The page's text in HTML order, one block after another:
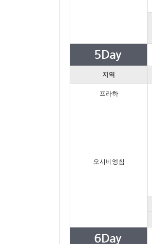
지역
프라하
오시비엥침